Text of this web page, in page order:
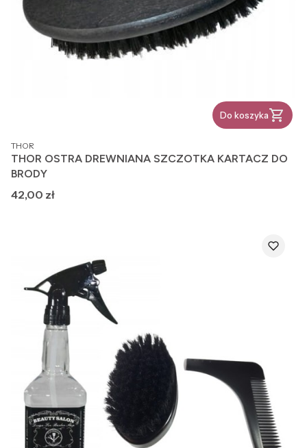
Do koszyka
PRODUCENT
THOR
THOR OSTRA DREWNIANA SZCZOTKA KARTACZ DO
BRODY
Cena
42,00 zł